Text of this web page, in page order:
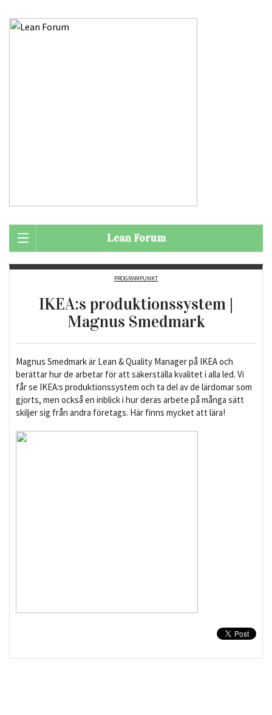
Lean Forum
PROGRAMPUNKT
IKEA:s produktionssystem |
Magnus Smedmark
Magnus Smedmark är Lean & Quality Manager på IKEA och
berättar hur de arbetar för att säkerställa kvalitet i alla led. Vi
får se IKEA:s produktionssystem och ta del av de lärdomar som
gjorts, men också en inblick i hur deras arbete på många sätt
skiljer sig från andra företags. Här finns mycket att lära!